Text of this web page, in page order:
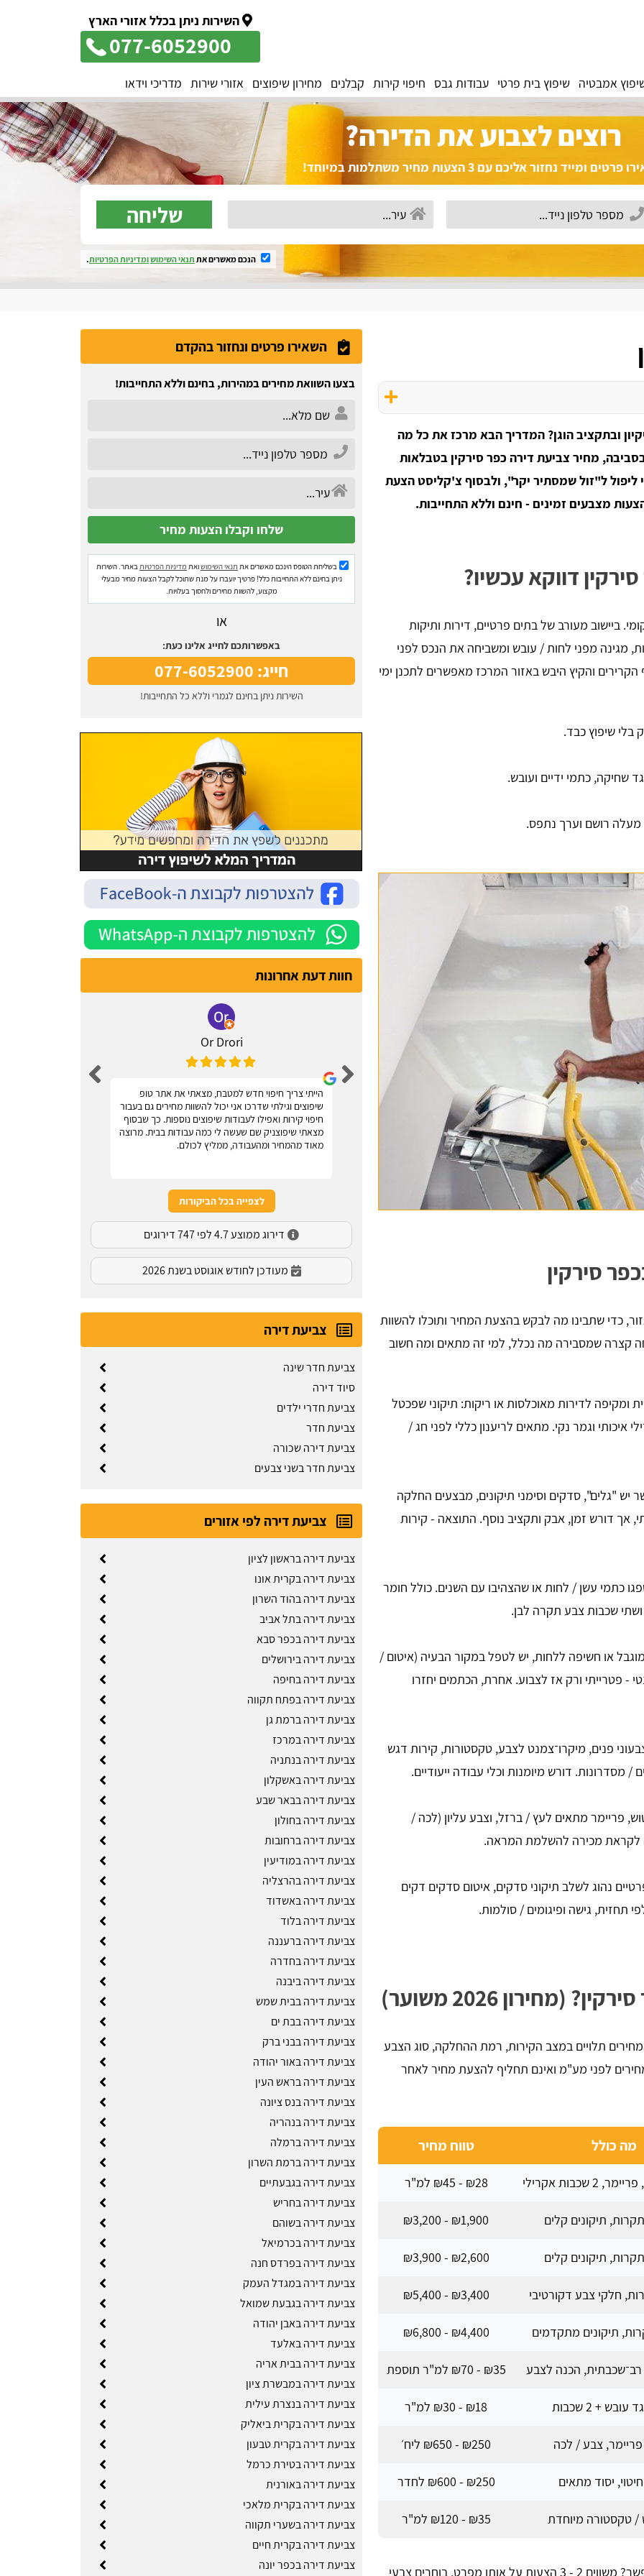
השירות ניתן בכלל אזורי הארץ
077-6052900
אמבטיה שיפוץ בית פרטי עבודות גבס חיפוי קירות קבלנים מחירון שיפוצים אזורי שירות מדריכי וידאו
רוצים לצבוע את הדירה?
ומייד נחזור אליכם עם 3 הצעות מחיר משתלמות במיוחד!
שליחה
הנכם מאשרים את תנאי השימושומדיניות הפרטיות.
ובתקציב הוגן? המדריך הבא מרכז את כל מה
מחיר צביעת דירה כפר סירקין בטבלאות
ליפול ל"זול שמסתיר יקר", ולבסוף צ'קליסט הצעת
דווקא עכשיו?
ביישוב מעורב של בתים פרטיים, דירות ותיקות
מגינה מפני לחות / עובש ומשביחה את הנכס לפני
והקיץ היבש באזור המרכז מאפשרים לתכנן ימי
בלי שיפוץ כבד.
שחיקה, כתמי ידיים ועובש.
מעלה רושם וערך נתפס.
סירקין
כדי שתבינו מה לבקש בהצעת המחיר ותוכלו להשוות
קצרה שמסבירה מה נכלל, למי זה מתאים ומה חשוב
ומקיפה לדירות מאוכלסות או ריקות: תיקוני שפכטל
איכותי וגמר נקי. מתאים לריענון כללי לפני חג /
יש "גלים", סדקים וסימני תיקונים, מבצעים החלקה
אך דורש זמן, אבק ותקציב נוסף. התוצאה - קירות
כתמי עשן / לחות או שהצהיבו עם השנים. כולל חומר
שכבות צבע תקרה לבן.
מוגבל או חשיפה ללחות, יש לטפל במקור הבעיה (איטום /
- פטרייתי ורק אז לצבוע. אחרת, הכתמים יחזרו
פנים, מיקרו־צמנט לצבע, טקסטורות, קירות דגש
/ מסדרונות. דורש מיומנות וכלי עבודה ייעודיים.
פריימר מתאים לעץ / ברזל, וצבע עליון (לכה /
לקראת מכירה להשלמת המראה.
נהוג לשלב תיקוני סדקים, איטום סדקים דקים
תחזית, גישה ופיגומים / סולמות.
2026 משוער)
תלויים במצב הקירות, רמת ההחלקה, סוג הצבע
לפני מע"מ ואינם תחליף להצעת מחיר לאחר
מה כולל טווח מחיר
שכבות אקרילי ₪28 - ₪45 למ"ר
תיקונים קלים ₪1,900 - ₪3,200
תיקונים קלים ₪2,600 - ₪3,900
חלקי צבע דקורטיבי ₪3,400 - ₪5,400
תיקונים מתקדמים ₪4,400 - ₪6,800
רב־שכבתית, הכנה לצבע ₪35 - ₪70 למ"ר תוספת
+ 2 שכבות ₪18 - ₪30 למ"ר
פריימר, צבע / לכה ₪250 - ₪650 ליח׳
חיטוי, יסוד מתאים ₪250 - ₪600 לחדר
/ טקסטורה מיוחדת ₪35 - ₪120 למ"ר
איך לקבל "צביעת דירה בזול כפר סירקין" בלי להתפשר? משווים 2 - 3 הצעות על אותו מפרט, בוחרים צבעי
השאירו פרטים ונחזור בהקדם
בצעו השוואת מחירים במהירות, בחינם וללא התחייבות!
בשליחת הטופס הינכם מאשרים את תנאי השימושואת מדיניות הפרטיותבאתר. השירות
ניתן בחינם ללא התחייבות כלל! פרטיך יועברו על מנת שתוכל לקבל הצעות מחיר מבעלי
מקצוע, להשוות מחירים ולחסוך בעלויות.
או
באפשרותכם לחייג אלינו כעת:
חייג: 077-6052900
השירות ניתן בחינם לגמרי וללא כל התחייבות!
חוות דעת אחרונות
Or Drori
הייתי צריך חיפוי חדש למטבח, מצאתי את אתר טופ
שיפוצים וגילתי שדרכו אני יכול להשוות מחירים גם בעבור
חיפוי קירות ואפילו לעבודות שיפוצים נוספות. כך שבסוף
מצאתי שיפוצניק שם שעשה לי כמה עבודות בבית. מרוצה
מאוד מהמחיר ומהעבודה, ממליץ לכולם.
שיפצתי את הדירה בחריש בזכות האתר הנהדר הזה !
קיבלתי 3 הצעות מחיר מבעלי מקצוע שונים. בחרתי
בהצעה שהכי נראתה לי ויצאנו לדרך. התוצאות מעולות.
סופר מקצועיים . מומלץ בחום !!
לצפייה בכל הביקורות
דירוג ממוצע 4.7 לפי 747 דירוגים
מעודכן לחודש אוגוסט בשנת 2026
צביעת דירה
צביעת חדר שינה
סיוד דירה
צביעת חדרי ילדים
צביעת חדר
צביעת דירה שכורה
צביעת חדר בשני צבעים
צביעת דירה לפי אזורים
צביעת דירה בראשון לציון
צביעת דירה בקרית אונו
צביעת דירה בהוד השרון
צביעת דירה בתל אביב
צביעת דירה בכפר סבא
צביעת דירה בירושלים
צביעת דירה בחיפה
צביעת דירה בפתח תקווה
צביעת דירה ברמת גן
צביעת דירה במרכז
צביעת דירה בנתניה
צביעת דירה באשקלון
צביעת דירה בבאר שבע
צביעת דירה בחולון
צביעת דירה ברחובות
צביעת דירה במודיעין
צביעת דירה בהרצליה
צביעת דירה באשדוד
צביעת דירה בלוד
צביעת דירה ברעננה
צביעת דירה בחדרה
צביעת דירה ביבנה
צביעת דירה בבית שמש
צביעת דירה בבת ים
צביעת דירה בבני ברק
צביעת דירה באור יהודה
צביעת דירה בראש העין
צביעת דירה בנס ציונה
צביעת דירה בנהריה
צביעת דירה ברמלה
צביעת דירה ברמת השרון
צביעת דירה בגבעתיים
צביעת דירה בחריש
צביעת דירה בשוהם
צביעת דירה בכרמיאל
צביעת דירה בפרדס חנה
צביעת דירה במגדל העמק
צביעת דירה בגבעת שמואל
צביעת דירה באבן יהודה
צביעת דירה באלעד
צביעת דירה בבית אריה
צביעת דירה במבשרת ציון
צביעת דירה בנצרת עילית
צביעת דירה בקרית ביאליק
צביעת דירה בקרית טבעון
צביעת דירה בטירת כרמל
צביעת דירה באורנית
צביעת דירה בקרית מלאכי
צביעת דירה בשערי תקווה
צביעת דירה בקרית חיים
צביעת דירה בכפר יונה